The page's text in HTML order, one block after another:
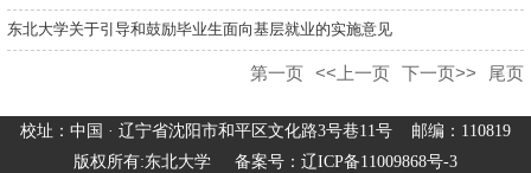
东北大学关于引导和鼓励毕业生面向基层就业的实施意见
第一页 <<上一页 下一页>> 尾页
校址：中国 · 辽宁省沈阳市和平区文化路3号巷11号 邮编：110819
版权所有:东北大学 备案号：辽ICP备11009868号-3